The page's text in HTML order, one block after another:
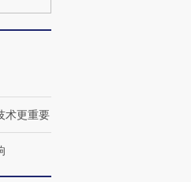
术更重要